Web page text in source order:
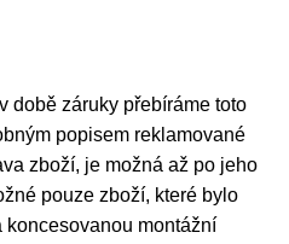
době záruky přebíráme toto
popisem reklamované
zboží, je možná až po jeho
pouze zboží, které bylo
montážní